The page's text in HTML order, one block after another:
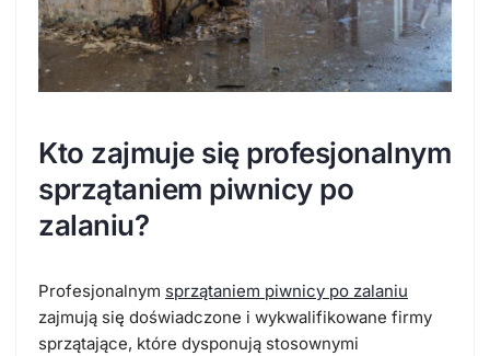
Kto zajmuje się profesjonalnym
sprzątaniem piwnicy po
zalaniu?
Profesjonalnym sprzątaniem piwnicy po zalaniu
zajmują się doświadczone i wykwalifikowane firmy
sprzątające, które dysponują stosownymi